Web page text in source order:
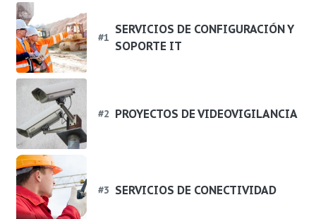
#1
SERVICIOS DE CONFIGURACIÓN Y
SOPORTE IT
#2 PROYECTOS DE VIDEOVIGILANCIA
#3 SERVICIOS DE CONECTIVIDAD